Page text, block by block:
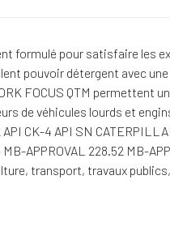
formulé pour satisfaire les
pouvoir détergent avec
FOCUS QTM permettent
de véhicules lourds et
CK-4 API SN
APPROVAL 228.52 MB-
transport, travaux